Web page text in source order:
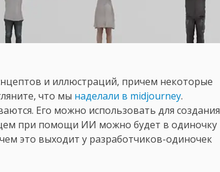
и иллюстраций, причем некоторые
что мы наделали в midjourney.
Его можно использовать для создания
при помощи ИИ можно будет в одиночку
это выходит у разработчиков-одиночек